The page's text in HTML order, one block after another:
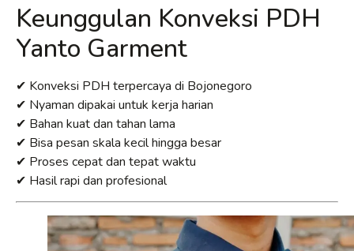
Keunggulan Konveksi PDH
Yanto Garment
✔ Konveksi PDH terpercaya di Bojonegoro
✔ Nyaman dipakai untuk kerja harian
✔ Bahan kuat dan tahan lama
✔ Bisa pesan skala kecil hingga besar
✔ Proses cepat dan tepat waktu
✔ Hasil rapi dan profesional